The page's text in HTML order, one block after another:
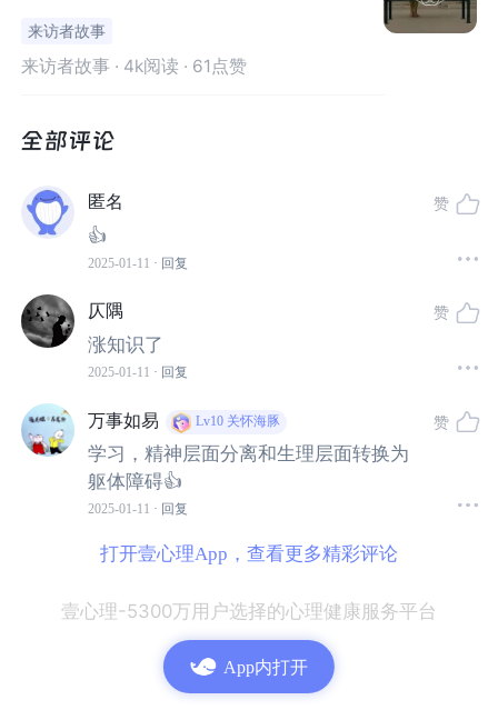
现类似任何疾病的症状表现。
伤。
分离转换性障碍的症状
分离转换性障碍有两种不同的表现形式，
更加
倾向于
精神上出现问题
。而这些症状的共同特点是：
这些症状引起 有临床意义的痛苦，或导致社交、职业或
其他重要功能方面的损害。
这些症状不能归因于某种物质的生理效应(例如，在酒精
中毒过程中的黑晕或混乱行为)、其他躯体疾病(例如，
复杂部分性癫痫)及其他精神障碍。
简单来说，需要这些症状已经影响到了现实生活，且不能
来访者故事
来访者故事 · 4k阅读 · 61点赞
匿名
👍
2025-01-11 · 回复
赞
仄隅
涨知识了
2025-01-11 · 回复
赞
万事如易 Lv10 关怀海豚
学习，精神层面分离和生理层面转换为
躯体障碍👍
2025-01-11 · 回复
赞
打开壹心理App，查看更多精彩评论
壹心理-5300万用户选择的心理健康服务平台
App内打开